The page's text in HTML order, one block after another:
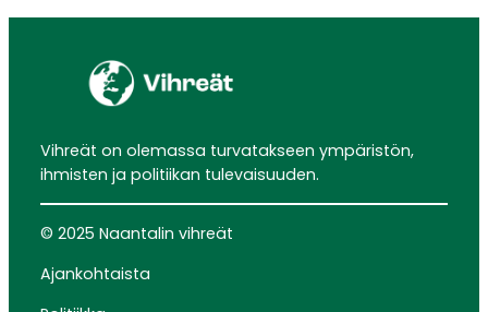
Vihreät on olemassa turvatakseen ympäristön,
ihmisten ja politiikan tulevaisuuden.
© 2025 Naantalin vihreät
Ajankohtaista